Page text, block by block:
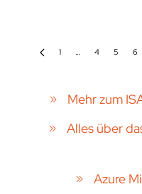
1 … 4 5 6
Mehr zum
Alles über
Azure